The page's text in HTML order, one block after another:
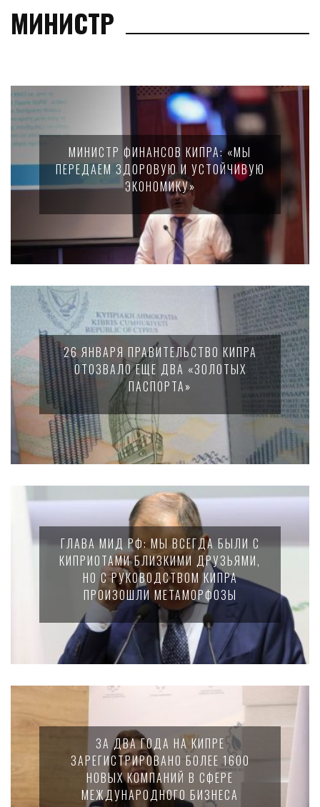
МИНИСТР
МИНИСТР ФИНАНСОВ КИПРА: «МЫ
ПЕРЕДАЕМ ЗДОРОВУЮ И УСТОЙЧИВУЮ
ЭКОНОМИКУ»
26 ЯНВАРЯ ПРАВИТЕЛЬСТВО КИПРА
ОТОЗВАЛО ЕЩЕ ДВА «ЗОЛОТЫХ
ПАСПОРТА»
ГЛАВА МИД РФ: МЫ ВСЕГДА БЫЛИ С
КИПРИОТАМИ БЛИЗКИМИ ДРУЗЬЯМИ,
НО С РУКОВОДСТВОМ КИПРА
ПРОИЗОШЛИ МЕТАМОРФОЗЫ
ЗА ДВА ГОДА НА КИПРЕ
ЗАРЕГИСТРИРОВАНО БОЛЕЕ 1600
НОВЫХ КОМПАНИЙ В СФЕРЕ
МЕЖДУНАРОДНОГО БИЗНЕСА